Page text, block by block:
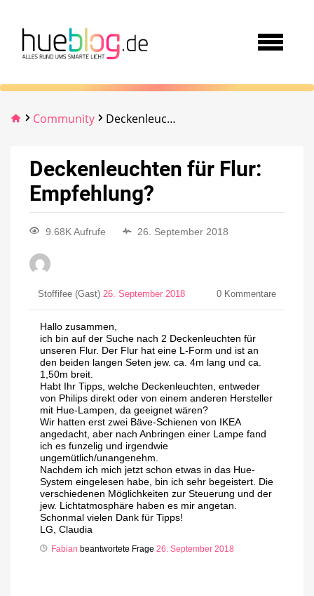
Community Deckenleuchten für Flur: Empfehlung?
Deckenleuchten für Flur:
Empfehlung?
9.68K Aufrufe 26. September 2018
Stoffifee (Gast) 26. September 2018 0 Kommentare
Hallo zusammen,
ich bin auf der Suche nach 2 Deckenleuchten für
unseren Flur. Der Flur hat eine L-Form und ist an
den beiden langen Seten jew. ca. 4m lang und ca.
1,50m breit.
Habt Ihr Tipps, welche Deckenleuchten, entweder
von Philips direkt oder von einem anderen Hersteller
mit Hue-Lampen, da geeignet wären?
Wir hatten erst zwei Bäve-Schienen von IKEA
angedacht, aber nach Anbringen einer Lampe fand
ich es funzelig und irgendwie
ungemütlich/unangenehm.
Nachdem ich mich jetzt schon etwas in das Hue-
System eingelesen habe, bin ich sehr begeistert. Die
verschiedenen Möglichkeiten zur Steuerung und der
jew. Lichtatmosphäre haben es mir angetan.
Schonmal vielen Dank für Tipps!
LG, Claudia
Fabian beantwortete Frage 26. September 2018